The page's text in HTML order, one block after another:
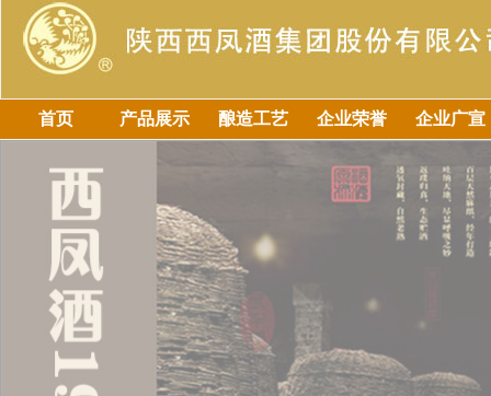
首页 产品展示 酿造工艺 企业荣誉 企业广宣